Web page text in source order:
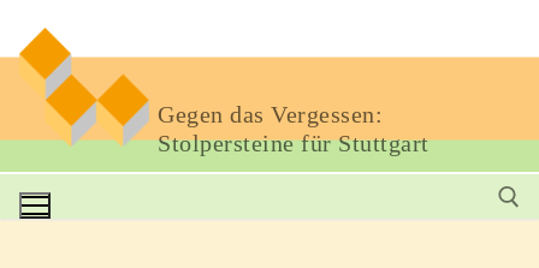
Gegen das Vergessen:
Stolpersteine für Stuttgart